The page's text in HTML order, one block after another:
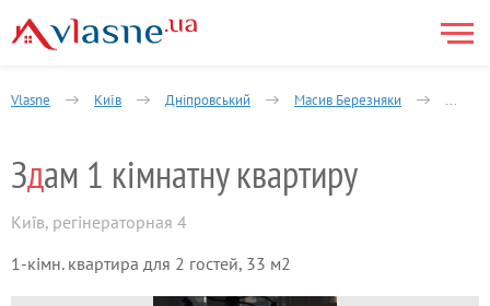
Vlasne Київ Дніпровський Масив Березняки 1-
Здам 1 кімнатну квартиру
Київ, регінераторная 4
1-кімн. квартира для 2 гостей, 33 м2